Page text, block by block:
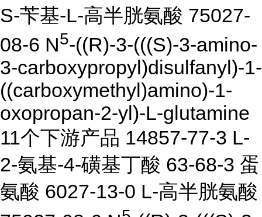
S-苄基-L-高半胱氨酸 75027-
08-6 N5-((R)-3-(((S)-3-amino-
3-carboxypropyl)disulfanyl)-1-
((carboxymethyl)amino)-1-
oxopropan-2-yl)-L-glutamine
11个下游产品 14857-77-3 L-
2-氨基-4-磺基丁酸 63-68-3 蛋
氨酸 6027-13-0 L-高半胱氨酸